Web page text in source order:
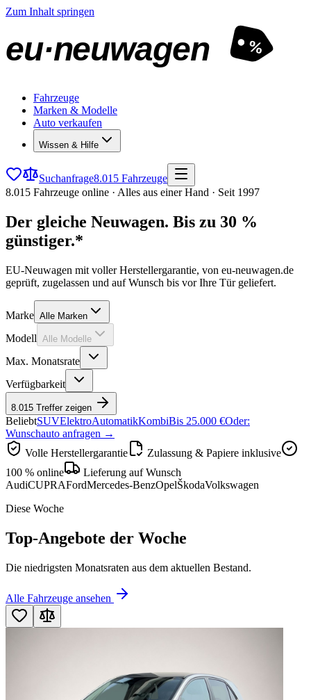
Zum Inhalt springen
eu·neuwagen %
Fahrzeuge
Marken & Modelle
Auto verkaufen
Wissen & Hilfe
Suchanfrage8.015 Fahrzeuge
8.015 Fahrzeuge online · Alles aus einer Hand · Seit 1997
Der gleiche Neuwagen. Bis zu 30 %
günstiger.*
EU-Neuwagen mit voller Herstellergarantie, von eu-neuwagen.de
geprüft, zugelassen und auf Wunsch bis vor Ihre Tür geliefert.
Marke Alle Marken
Modell Alle Modelle
Max. Monatsrate
Verfügbarkeit
8.015 Treffer zeigen
BeliebtSUVElektroAutomatikKombiBis 25.000 €Oder:
Wunschauto anfragen →
Volle Herstellergarantie
Zulassung & Papiere inklusive
100 % online
Lieferung auf Wunsch
AudiCUPRAFordMercedes-BenzOpelŠkodaVolkswagen
Diese Woche
Top-Angebote der Woche
Die niedrigsten Monatsraten aus dem aktuellen Bestand.
Alle Fahrzeuge ansehen